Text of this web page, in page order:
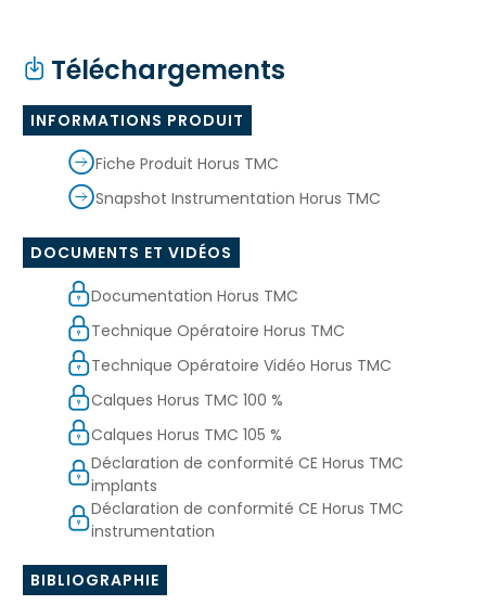
Téléchargements
INFORMATIONS PRODUIT
Fiche Produit Horus TMC
Snapshot Instrumentation Horus TMC
DOCUMENTS ET VIDÉOS
Documentation Horus TMC
Technique Opératoire Horus TMC
Technique Opératoire Vidéo Horus TMC
Calques Horus TMC 100 %
Calques Horus TMC 105 %
Déclaration de conformité CE Horus TMC
implants
Déclaration de conformité CE Horus TMC
instrumentation
BIBLIOGRAPHIE